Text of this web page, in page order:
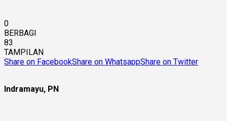
0
BERBAGI
83
TAMPILAN
Share on FacebookShare on WhatsappShare on Twitter
Indramayu, PN